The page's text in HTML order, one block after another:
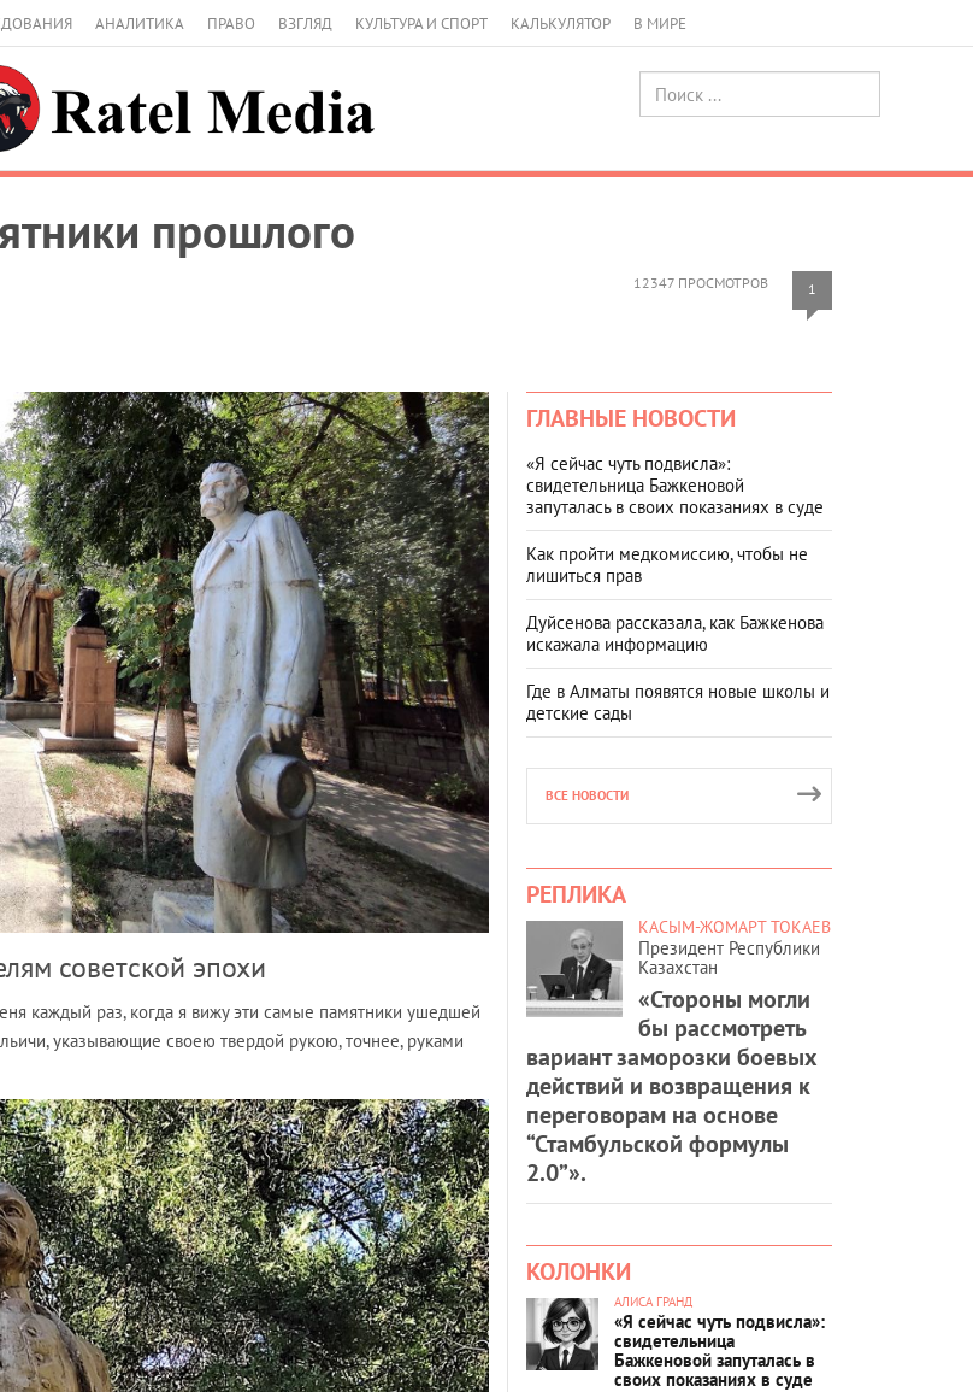
АНАЛИТИКА ПРАВО ВЗГЛЯД КУЛЬТУРА И СПОРТ КАЛЬКУЛЯТОР В МИРЕ
прошлого
12347 ПРОСМОТРОВ 1
советской эпохи
каждый раз, когда я вижу эти самые памятники ушедшей
указывающие своею твердой рукою, точнее, руками
ГЛАВНЫЕ НОВОСТИ
«Я сейчас чуть подвисла»:
свидетельница Бажкеновой
запуталась в своих показаниях в суде
Как пройти медкомиссию, чтобы не
лишиться прав
Дуйсенова рассказала, как Бажкенова
искажала информацию
Где в Алматы появятся новые школы и
детские сады
ВСЕ НОВОСТИ
РЕПЛИКА
КАСЫМ-ЖОМАРТ ТОКАЕВ
Президент Республики
Казахстан
«Стороны могли
бы рассмотреть
вариант заморозки боевых
действий и возвращения к
переговорам на основе
“Стамбульской формулы
2.0”».
КОЛОНКИ
АЛИСА ГРАНД
«Я сейчас чуть подвисла»:
свидетельница
Бажкеновой запуталась в
своих показаниях в суде